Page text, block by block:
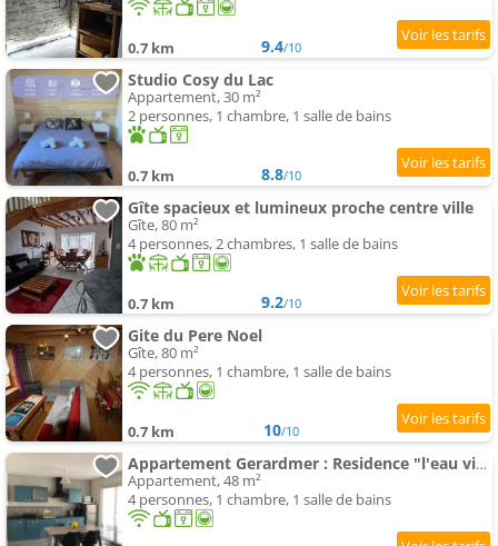
0.7 km 9.4/10
Studio Cosy du Lac
Appartement, 30 m²
2 personnes, 1 chambre, 1 salle de bains
0.7 km 8.8/10
Gîte spacieux et lumineux proche centre ville
Gîte, 80 m²
4 personnes, 2 chambres, 1 salle de bains
0.7 km 9.2/10
Gite du Pere Noel
Gîte, 80 m²
4 personnes, 1 chambre, 1 salle de bains
0.7 km 10/10
Appartement Gerardmer : Residence "l'eau vive"
Appartement, 48 m²
4 personnes, 1 chambre, 1 salle de bains